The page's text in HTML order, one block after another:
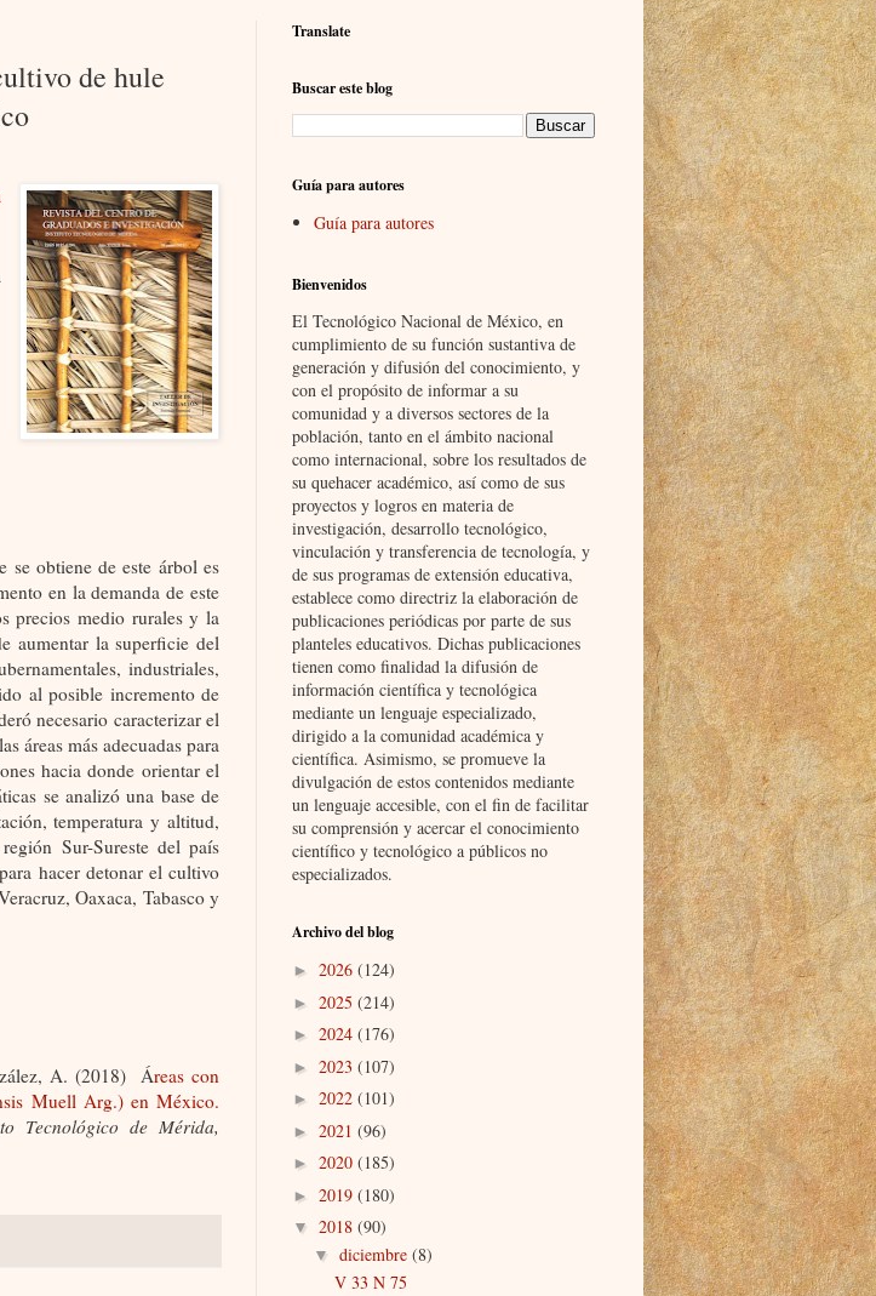
de hule
obtiene de este árbol es
en la demanda de este
precios medio rurales y la
aumentar la superficie del
industriales,
al posible incremento de
necesario caracterizar el
áreas más adecuadas para
hacia donde orientar el
se analizó una base de
temperatura y altitud,
Sur-Sureste del país
hacer detonar el cultivo
Oaxaca, Tabasco y
A. (2018) Áreas con
Muell Arg.) en México.
Tecnológico de Mérida,
Translate
Buscar este blog
Guía para autores
Guía para autores
Bienvenidos
El Tecnológico Nacional de México, en
cumplimiento de su función sustantiva de
generación y difusión del conocimiento, y
con el propósito de informar a su
comunidad y a diversos sectores de la
población, tanto en el ámbito nacional
como internacional, sobre los resultados de
su quehacer académico, así como de sus
proyectos y logros en materia de
investigación, desarrollo tecnológico,
vinculación y transferencia de tecnología, y
de sus programas de extensión educativa,
establece como directriz la elaboración de
publicaciones periódicas por parte de sus
planteles educativos. Dichas publicaciones
tienen como finalidad la difusión de
información científica y tecnológica
mediante un lenguaje especializado,
dirigido a la comunidad académica y
científica. Asimismo, se promueve la
divulgación de estos contenidos mediante
un lenguaje accesible, con el fin de facilitar
su comprensión y acercar el conocimiento
científico y tecnológico a públicos no
especializados.
Archivo del blog
► 2026 (124)
► 2025 (214)
► 2024 (176)
► 2023 (107)
► 2022 (101)
► 2021 (96)
► 2020 (185)
► 2019 (180)
▼ 2018 (90)
▼ diciembre (8)
V 33 N 75